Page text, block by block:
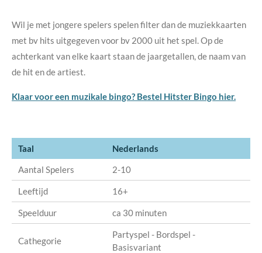
Wil je met jongere spelers spelen filter dan de muziekkaarten
met bv hits uitgegeven voor bv 2000 uit het spel. Op de
achterkant van elke kaart staan de jaargetallen, de naam van
de hit en de artiest.
Klaar voor een muzikale bingo? Bestel Hitster Bingo hier.
Taal
Nederlands
Aantal Spelers
2-10
Leeftijd 16+
Speelduur ca 30 minuten
Cathegorie
Partyspel - Bordspel -
Basisvariant